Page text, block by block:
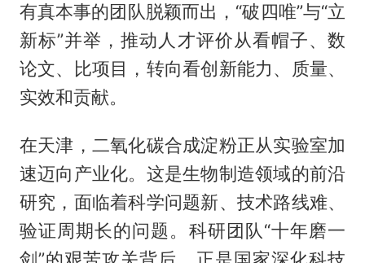
有真本事的团队脱颖而出，“破四唯”与“立
新标”并举，推动人才评价从看帽子、数
论文、比项目，转向看创新能力、质量、
实效和贡献。
在天津，二氧化碳合成淀粉正从实验室加
速迈向产业化。这是生物制造领域的前沿
研究，面临着科学问题新、技术路线难、
验证周期长的问题。科研团队“十年磨一